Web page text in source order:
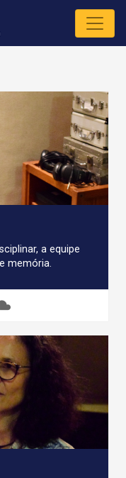
a equipe
memória.